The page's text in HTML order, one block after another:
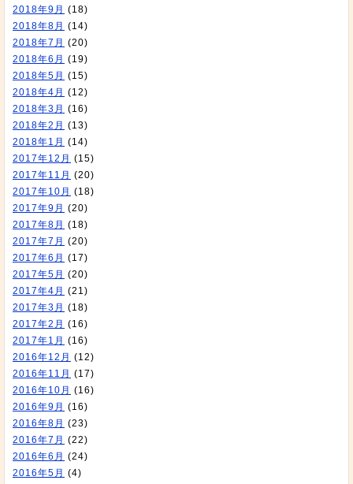
2018年9月 (18)
2018年8月 (14)
2018年7月 (20)
2018年6月 (19)
2018年5月 (15)
2018年4月 (12)
2018年3月 (16)
2018年2月 (13)
2018年1月 (14)
2017年12月 (15)
2017年11月 (20)
2017年10月 (18)
2017年9月 (20)
2017年8月 (18)
2017年7月 (20)
2017年6月 (17)
2017年5月 (20)
2017年4月 (21)
2017年3月 (18)
2017年2月 (16)
2017年1月 (16)
2016年12月 (12)
2016年11月 (17)
2016年10月 (16)
2016年9月 (16)
2016年8月 (23)
2016年7月 (22)
2016年6月 (24)
2016年5月 (4)